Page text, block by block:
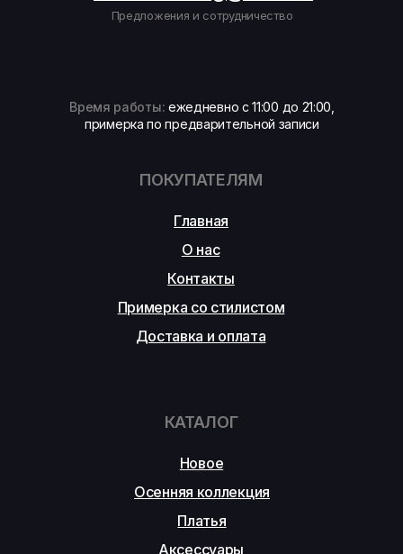
Новое
Осенняя коллекция
Платья
Предложения и сотрудничество
Аксессуары
Время работы: ежедневно с 11:00 до 21:00,
примерка по предварительной записи
КАТАЛОГ
Главная
О нас
Контакты
Примерка со стилистом
Доставка и оплата
ПОКУПАТЕЛЯМ